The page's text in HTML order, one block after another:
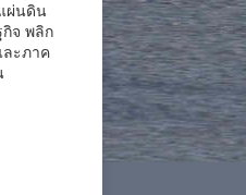
ผ่นดิน
กิจ พลิก
ละภาค